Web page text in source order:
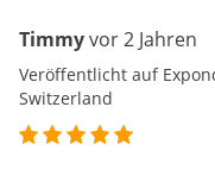
Timmyvor 2 Jahren
Veröffentlicht auf
Switzerland